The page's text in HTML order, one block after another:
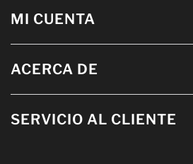
MI CUENTA
ACERCA DE
SERVICIO AL CLIENTE